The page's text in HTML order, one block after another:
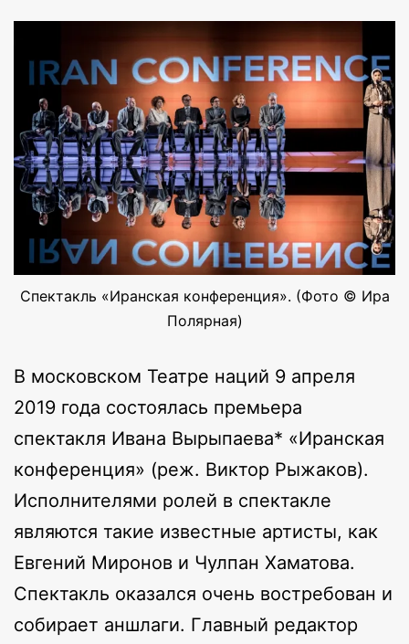
Спектакль «Иранская конференция». (Фото © Ира
Полярная)
В московском Театре наций 9 апреля
2019 года состоялась премьера
спектакля Ивана Вырыпаева* «Иранская
конференция» (реж. Виктор Рыжаков).
Исполнителями ролей в спектакле
являются такие известные артисты, как
Евгений Миронов и Чулпан Хаматова.
Спектакль оказался очень востребован и
собирает аншлаги. Главный редактор